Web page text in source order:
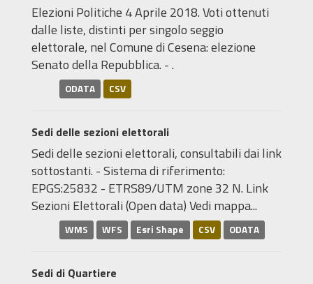
Elezioni Politiche 4 Aprile 2018. Voti ottenuti
dalle liste, distinti per singolo seggio
elettorale, nel Comune di Cesena: elezione
Senato della Repubblica. - .
ODATA CSV
Sedi delle sezioni elettorali
Sedi delle sezioni elettorali, consultabili dai link
sottostanti. - Sistema di riferimento:
EPGS:25832 - ETRS89/UTM zone 32 N. Link
Sezioni Elettorali (Open data) Vedi mappa...
WMS WFS Esri Shape CSV ODATA
Sedi di Quartiere